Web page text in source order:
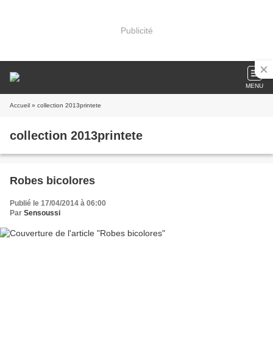
Publicité
MENU
Accueil » collection 2013printete
collection 2013printete
Robes bicolores
Publié le 17/04/2014 à 06:00
Par Sensoussi